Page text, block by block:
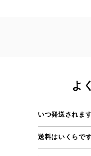
よ
いつ発送されま
送料はいくらで